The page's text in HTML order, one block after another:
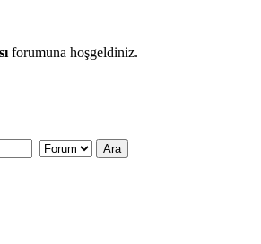
forumuna hoşgeldiniz.